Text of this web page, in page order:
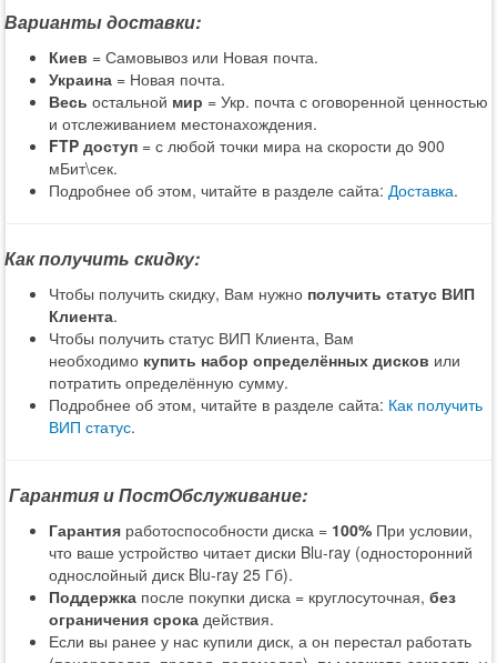
Варианты доставки:
Киев = Самовывоз или Новая почта.
Украина = Новая почта.
Весь остальной мир = Укр. почта с оговоренной ценностью
и отслеживанием местонахождения.
FTP доступ = с любой точки мира на скорости до 900
мБит\сек.
Подробнее об этом, читайте в разделе сайта: Доставка.
Как получить скидку:
Чтобы получить скидку, Вам нужно получить статус ВИП
Клиента.
Чтобы получить статус ВИП Клиента, Вам
необходимо купить набор определённых дисков или
потратить определённую сумму.
Подробнее об этом, читайте в разделе сайта: Как получить
ВИП статус.
Гарантия и ПостОбслуживание:
Гарантия работоспособности диска = 100% При условии,
что ваше устройство читает диски Blu-ray (односторонний
однослойный диск Blu-ray 25 Гб).
Поддержка после покупки диска = круглосуточная, без
ограничения срока действия.
Если вы ранее у нас купили диск, а он перестал работать